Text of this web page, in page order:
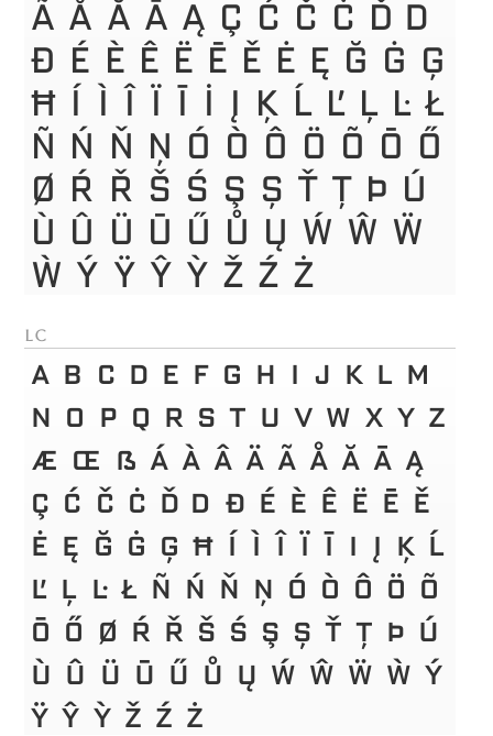
Ã Å Ă Ā Ą Ç Ć Č Ċ Ď Đ
Ð É È Ê Ë Ē Ě Ė Ę Ğ Ġ Ģ
Ħ Í Ì Î Ï Ī İ Į Ķ Ĺ Ľ Ļ Ŀ Ł
Ñ Ń Ň Ņ Ó Ò Ô Ö Õ Ō Ő
Ø Ŕ Ř Š Ś Ş Ș Ť Ţ Þ Ú
Ù Û Ü Ū Ű Ů Ų Ẃ Ŵ Ẅ
Ẁ Ý Ÿ Ŷ Ỳ Ž Ź Ż
lc
a b c d e f g h i j k l m
n o p q r s t u v w x y z
æ œ ß á à â ä ã å ă ā ą
ç ć č ċ ď đ ð é è ê ë ē ě
ė ę ğ ġ ģ ħ í ì î ï ī ı į ķ ĺ
ľ ļ ŀ ł ñ ń ň ņ ó ò ô ö õ
ō ő ø ŕ ř š ś ş ș ť ţ þ ú
ù û ü ū ű ů ų ẃ ŵ ẅ ẁ ý
ÿ ŷ ỳ ž ź ż